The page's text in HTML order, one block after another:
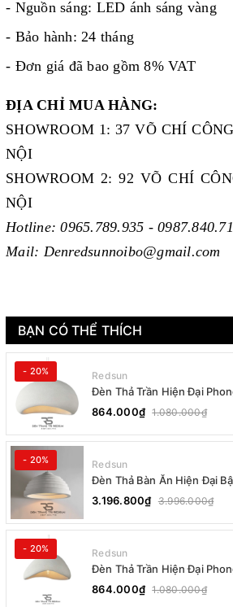
- Nguồn sáng: LED ánh sáng vàng
- Bảo hành: 24 tháng
- Đơn giá đã bao gồm 8% VAT
ĐỊA CHỈ MUA HÀNG:
SHOWROOM 1: 37 VÕ CHÍ
NỘI
SHOWROOM 2: 92 VÕ CHÍ
NỘI
Hotline: 0965.789.935 -
Mail: Denredsunnoibo@gmail.com
BẠN CÓ THỂ THÍCH
- 20% Redsun
Đèn Thả Trần Hiện Đại
sabi CDT-T036 Dáng B
864.000₫ 1.080.000₫
- 20% Redsun
Đèn Thả Bàn Ăn Hiện Đại
Cách Nhật Bản Wabi-sabi
3.196.800₫ 3.996.000₫
- 20% Redsun
Đèn Thả Trần Hiện Đại
sabi CDT-T036 Dáng A
864.000₫ 1.080.000₫